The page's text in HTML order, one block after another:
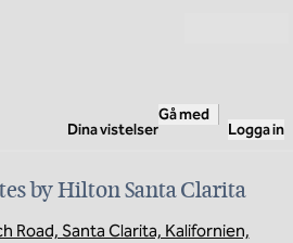
Dina vistelser
Gå med
Logga in
by Hilton Santa Clarita
Road, Santa Clarita, Kalifornien,